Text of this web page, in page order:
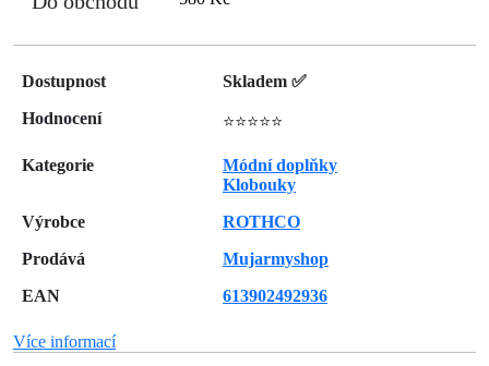
Dostupnost
Skladem ✅
Hodnocení
⭐⭐⭐⭐⭐
Kategorie
Módní doplňky
Klobouky
Výrobce
ROTHCO
Prodává
Mujarmyshop
EAN
613902492936
Více informací